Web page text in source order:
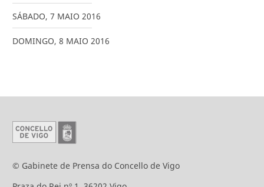
SÁBADO, 7 MAIO 2016
DOMINGO, 8 MAIO 2016
© Gabinete de Prensa do Concello de Vigo